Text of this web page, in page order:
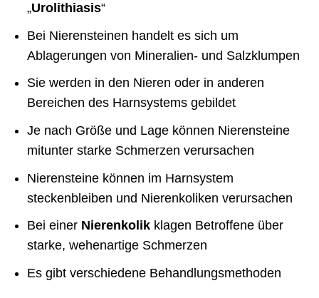
„Urolithiasis“
Bei Nierensteinen handelt es sich um
Ablagerungen von Mineralien- und Salzklumpen
Sie werden in den Nieren oder in anderen
Bereichen des Harnsystems gebildet
Je nach Größe und Lage können Nierensteine
mitunter starke Schmerzen verursachen
Nierensteine können im Harnsystem
steckenbleiben und Nierenkoliken verursachen
Bei einer Nierenkolikklagen Betroffene über
starke, wehenartige Schmerzen
Es gibt verschiedene Behandlungsmethoden